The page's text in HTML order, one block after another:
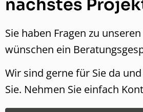
nächstes
Sie haben Fra­gen zu
wün­schen ein
Wir sind gerne für Sie da
Sie. Nehmen Sie ein­fach